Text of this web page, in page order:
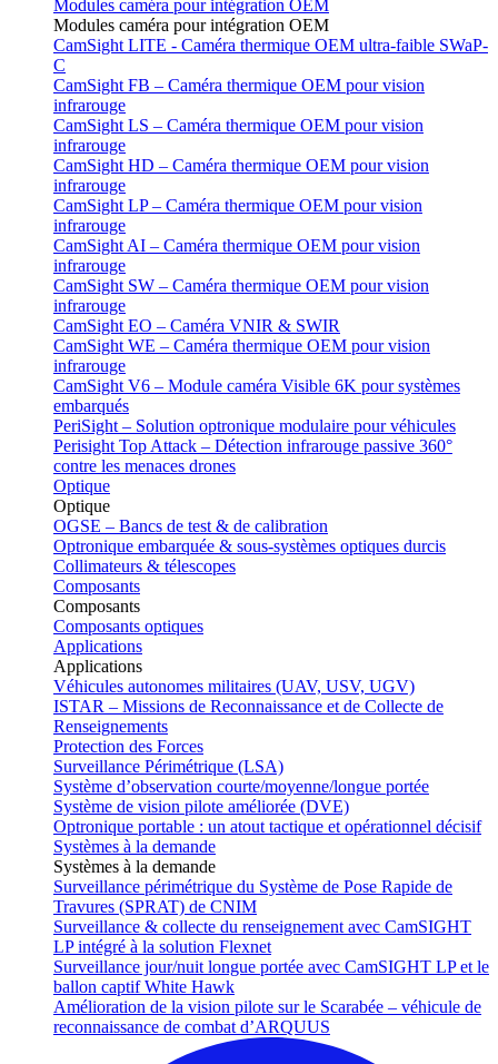
Modules caméra pour intégration OEM
Modules caméra pour intégration OEM
CamSight LITE - Caméra thermique OEM ultra-faible SWaP-
C
CamSight FB – Caméra thermique OEM pour vision
infrarouge
CamSight LS – Caméra thermique OEM pour vision
infrarouge
CamSight HD – Caméra thermique OEM pour vision
infrarouge
CamSight LP – Caméra thermique OEM pour vision
infrarouge
CamSight AI – Caméra thermique OEM pour vision
infrarouge
CamSight SW – Caméra thermique OEM pour vision
infrarouge
CamSight EO – Caméra VNIR & SWIR
CamSight WE – Caméra thermique OEM pour vision
infrarouge
CamSight V6 – Module caméra Visible 6K pour systèmes
embarqués
PeriSight – Solution optronique modulaire pour véhicules
Perisight Top Attack – Détection infrarouge passive 360°
contre les menaces drones
Optique
Optique
OGSE – Bancs de test & de calibration
Optronique embarquée & sous-systèmes optiques durcis
Collimateurs & télescopes
Composants
Composants
Composants optiques
Applications
Applications
Véhicules autonomes militaires (UAV, USV, UGV)
ISTAR – Missions de Reconnaissance et de Collecte de
Renseignements
Protection des Forces
Surveillance Périmétrique (LSA)
Système d’observation courte/moyenne/longue portée
Système de vision pilote améliorée (DVE)
Optronique portable : un atout tactique et opérationnel décisif
Systèmes à la demande
Systèmes à la demande
Surveillance périmétrique du Système de Pose Rapide de
Travures (SPRAT) de CNIM
Surveillance & collecte du renseignement avec CamSIGHT
LP intégré à la solution Flexnet
Surveillance jour/nuit longue portée avec CamSIGHT LP et le
ballon captif White Hawk
Amélioration de la vision pilote sur le Scarabée – véhicule de
reconnaissance de combat d’ARQUUS